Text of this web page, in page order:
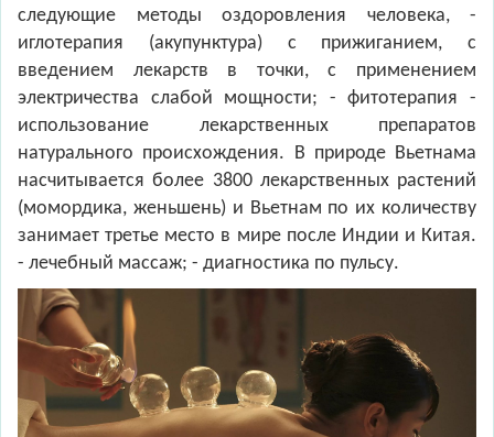
следующие методы оздоровления человека, -
иглотерапия (акупунктура) с прижиганием, с
введением лекарств в точки, с применением
электричества слабой мощности; - фитотерапия -
использование лекарственных препаратов
натурального происхождения. В природе Вьетнама
насчитывается более 3800 лекарственных растений
(момордика, женьшень) и Вьетнам по их количеству
занимает третье место в мире после Индии и Китая.
- лечебный массаж; - диагностика по пульсу.